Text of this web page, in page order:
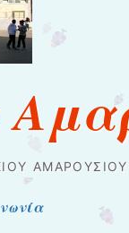
ΑΜΑΡΟΥΣΊΟΥ